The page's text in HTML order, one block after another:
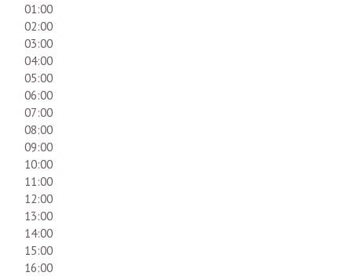
01:00
02:00
03:00
04:00
05:00
06:00
07:00
08:00
09:00
10:00
11:00
12:00
13:00
14:00
15:00
16:00